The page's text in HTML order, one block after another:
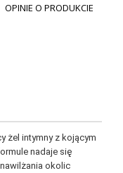
OPINIE O PRODUKCIE
żel intymny z kojącym
nadaje się
okolic